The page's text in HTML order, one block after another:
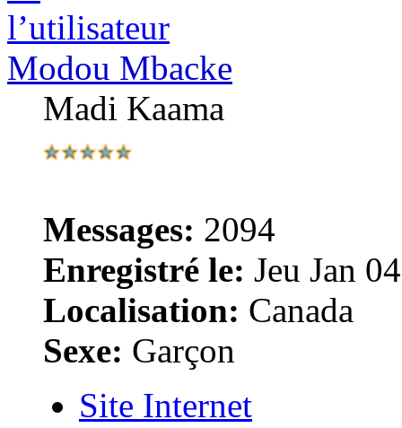
Modou Mbacke
Madi Kaama
Messages: 2094
Enregistré le: Jeu Jan
Localisation: Canada
Sexe: Garçon
Site Internet